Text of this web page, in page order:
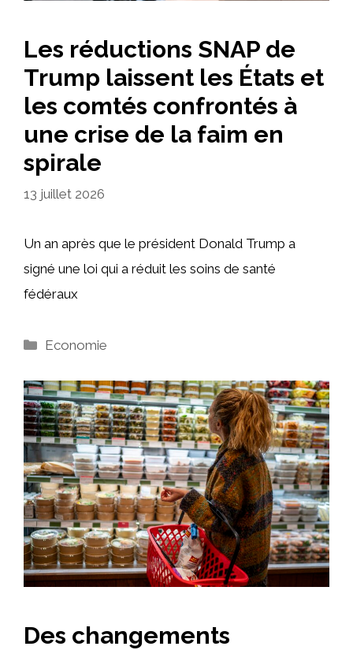
Les réductions SNAP de
Trump laissent les États et
les comtés confrontés à
une crise de la faim en
spirale
13 juillet 2026
Un an après que le président Donald Trump a
signé une loi qui a réduit les soins de santé
fédéraux
Catégories
Economie
Des changements